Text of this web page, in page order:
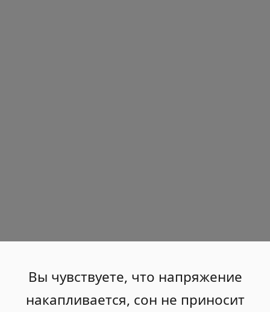
Вы чувствуете, что напряжение
накапливается, сон не приносит